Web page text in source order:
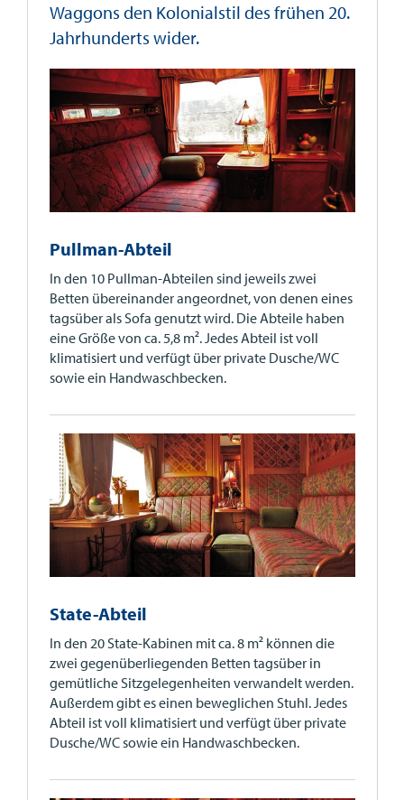
Waggons den Kolonialstil des frühen 20.
Jahrhunderts wider.
Pullman-Abteil
In den 10 Pullman-Abteilen sind jeweils zwei
Betten übereinander angeordnet, von denen eines
tagsüber als Sofa genutzt wird. Die Abteile haben
eine Größe von ca. 5,8 m². Jedes Abteil ist voll
klimatisiert und verfügt über private Dusche/WC
sowie ein Handwaschbecken.
State-Abteil
In den 20 State-Kabinen mit ca. 8 m² können die
zwei gegenüberliegenden Betten tagsüber in
gemütliche Sitzgelegenheiten verwandelt werden.
Außerdem gibt es einen beweglichen Stuhl. Jedes
Abteil ist voll klimatisiert und verfügt über private
Dusche/WC sowie ein Handwaschbecken.